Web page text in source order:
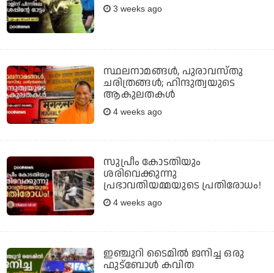
3 weeks ago
സ്ഥലനാമങ്ങള്‍, പുരാവസ്തു
ചരിത്രങ്ങള്‍; ഹിന്ദുത്വയുടെ
ആകുലതകള്‍
4 weeks ago
സുപ്രീം കോടതിയും
ശരിവെക്കുന്നു
പ്രഭാവതിയമ്മയുടെ പ്രതിരോധം!
4 weeks ago
ഇഞ്ചുറി ടൈമില്‍ ജനിച്ച ഒരു
ഫുട്ബോള്‍ കവിത